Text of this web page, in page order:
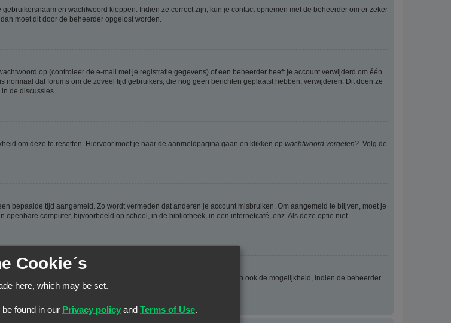
en wachtwoord kloppen. Indien ze correct zijn, kun je contact opnemen met de beheerder om er zeker
moet dit door de beheerder opgelost worden.
op (controleer de e-mail met je registratie gegevens) of een beheerder heeft je account verwijderd om één
dat forums om de zoveel tijd gebruikers, die nog geen berichten geplaatst hebben, verwijderen. Dit doen ze
de discussies.
om deze te resetten. Hiervoor moet je naar de aanmeldpagina gaan en klikken op wachtwoord vergeten?. Volg de
bepaalde tijd aangemeld. Zo wordt vermeden dat anderen je account misbruiken. Om aangemeld te blijven, moet je
computer, bijvoorbeeld op school, in de bibliotheek, in een internetcafé, enz. Als deze optie niet
worden. Deze cookies zorgen ervoor dat je aangemeld wordt en geven ook de mogelijkheid, indien de beheerder
Cookie´s
here, which may be set.
found in our Privacy policy and Terms of Use.